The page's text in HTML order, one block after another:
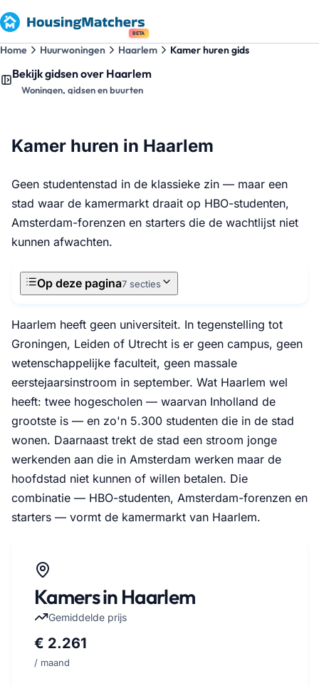
BETA
Home Huurwoningen Haarlem Kamer huren gids
Bekijk gidsen over Haarlem
Woningen, gidsen en buurten
Kamer huren in Haarlem
Geen studentenstad in de klassieke zin — maar een
stad waar de kamermarkt draait op HBO-studenten,
Amsterdam-forenzen en starters die de wachtlijst niet
kunnen afwachten.
Op deze pagina7 secties
Haarlem heeft geen universiteit. In tegenstelling tot
Groningen, Leiden of Utrecht is er geen campus, geen
wetenschappelijke faculteit, geen massale
eerstejaarsinstroom in september. Wat Haarlem wel
heeft: twee hogescholen — waarvan Inholland de
grootste is — en zo'n 5.300 studenten die in de stad
wonen. Daarnaast trekt de stad een stroom jonge
werkenden aan die in Amsterdam werken maar de
hoofdstad niet kunnen of willen betalen. Die
combinatie — HBO-studenten, Amsterdam-forenzen en
starters — vormt de kamermarkt van Haarlem.
Kamers in Haarlem
Gemiddelde prijs
€ 2.261
/ maand